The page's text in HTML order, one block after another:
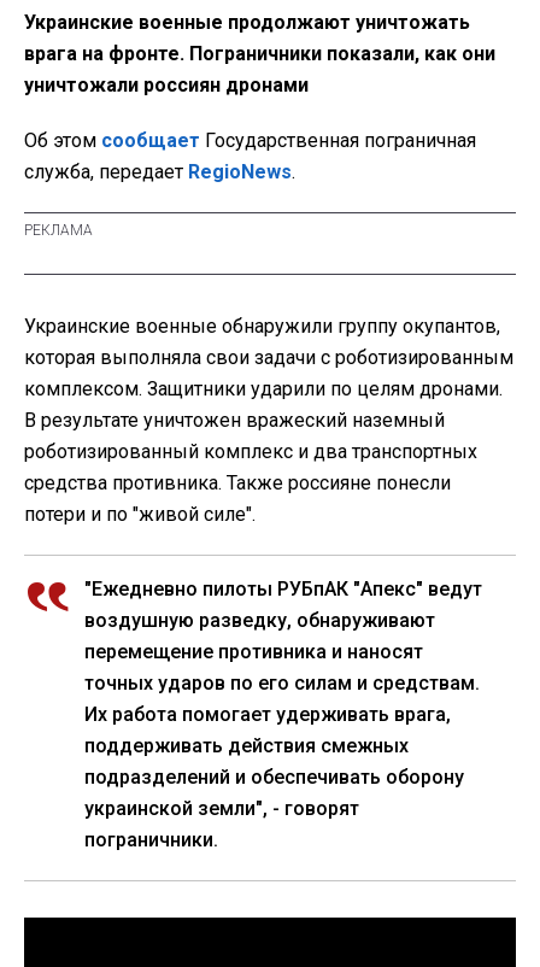
Украинские военные продолжают уничтожать
врага на фронте. Пограничники показали, как они
уничтожали россиян дронами
Об этом сообщает Государственная пограничная
служба, передает RegioNews.
Украинские военные обнаружили группу окупантов,
которая выполняла свои задачи с роботизированным
комплексом. Защитники ударили по целям дронами.
В результате уничтожен вражеский наземный
роботизированный комплекс и два транспортных
средства противника. Также россияне понесли
потери и по "живой силе".
"Ежедневно пилоты РУБпАК "Апекс" ведут
воздушную разведку, обнаруживают
перемещение противника и наносят
точных ударов по его силам и средствам.
Их работа помогает удерживать врага,
поддерживать действия смежных
подразделений и обеспечивать оборону
украинской земли", - говорят
пограничники.